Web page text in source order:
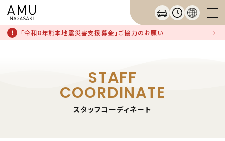
「令和8年熊本地震災害支援募金」ご協力のお願い
STAFF
COORDINATE
スタッフコーディネート